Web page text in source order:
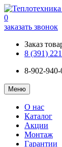
0
заказать звонок
Заказ
8 (391)
8-902-
Меню
О нас
Каталог
Акции
Монтаж
Гарантии